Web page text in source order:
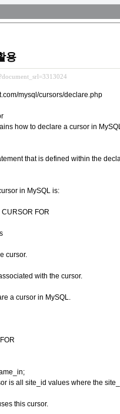
용
mysql/cursors/declare.php
how to declare a cursor in
that is defined within the
in MySQL is:
FOR
cursor.
with the cursor.
a cursor in MySQL.
is all site_id values where the
this cursor.